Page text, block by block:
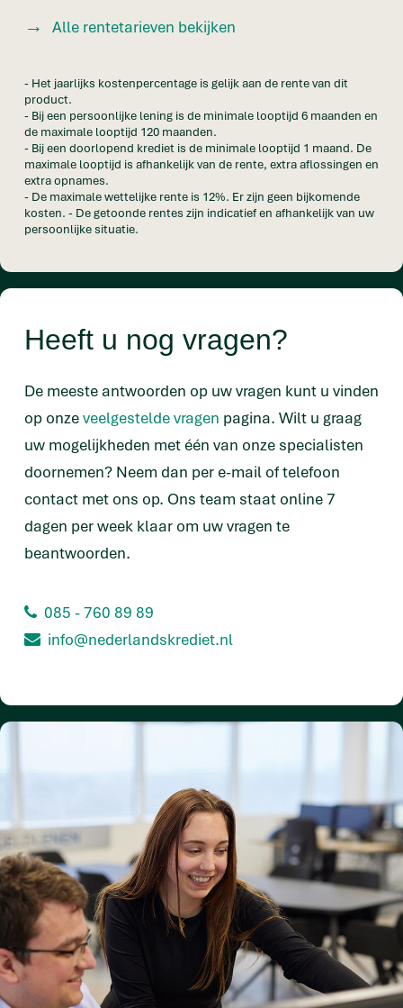
Alle rentetarieven bekijken
- Het jaarlijks kostenpercentage is gelijk aan de rente van dit
product.
- Bij een persoonlijke lening is de minimale looptijd 6 maanden en
de maximale looptijd 120 maanden.
- Bij een doorlopend krediet is de minimale looptijd 1 maand. De
maximale looptijd is afhankelijk van de rente, extra aflossingen en
extra opnames.
- De maximale wettelijke rente is 12%. Er zijn geen bijkomende
kosten. - De getoonde rentes zijn indicatief en afhankelijk van uw
persoonlijke situatie.
Heeft u nog vragen?
De meeste antwoorden op uw vragen kunt u vinden
op onzeveelgestelde vragen pagina. Wilt u graag
uw mogelijkheden met één van onze specialisten
doornemen? Neem dan per e-mail of telefoon
contact met ons op. Ons team staat online 7
dagen per week klaar om uw vragen te
beantwoorden.
085 - 760 89 89
info@nederlandskrediet.nl